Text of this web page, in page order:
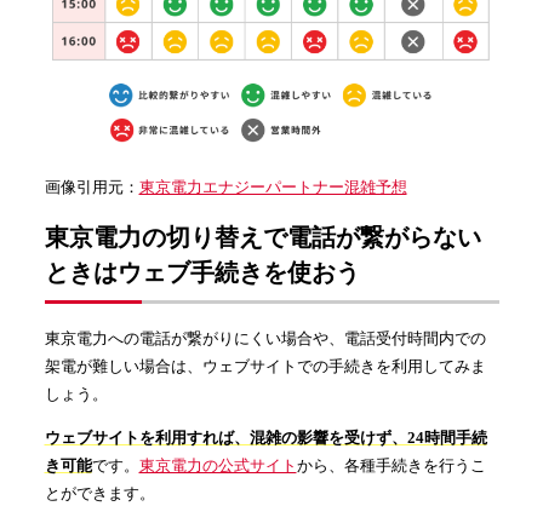
画像引用元： 東京電力エナジーパートナー混雑予想
東京電力の切り替えで電話が繋がらない
ときはウェブ手続きを使おう
東京電力への電話が繋がりにくい場合や、電話受付時間内での
架電が難しい場合は、ウェブサイトでの手続きを利用してみま
しょう。
ウェブサイトを利用すれば、混雑の影響を受けず、24時間手続
き可能です。 東京電力の公式サイト から、各種手続きを行うこ
とができます。